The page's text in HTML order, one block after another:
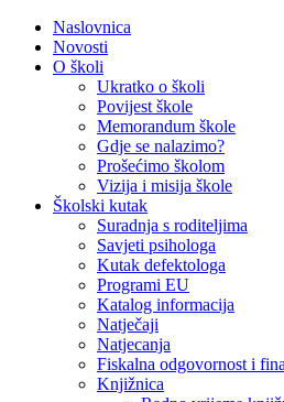
Naslovnica
Novosti
O školi
Ukratko o školi
Povijest škole
Memorandum škole
Gdje se nalazimo?
Prošećimo školom
Vizija i misija škole
Školski kutak
Suradnja s roditeljima
Savjeti psihologa
Kutak defektologa
Programi EU
Katalog informacija
Natječaji
Natjecanja
Fiskalna odgovornost i
Knjižnica